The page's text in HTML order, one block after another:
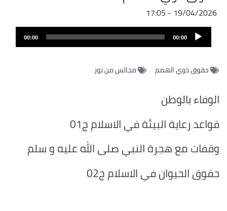
19/04/2026 - 17:05
Audio
Player
00:00
00:00
حقوق ذوي الهمم مجالس من نور
الوفاء بالوطن
قواعد رعاية البيئة في الاسلام ج01
وقفات مع هجرة النبي صلى الله عليه و سلم
حقوق الحيوان في الاسلام ج02